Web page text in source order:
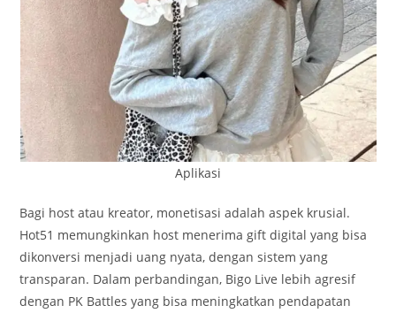
Aplikasi
Bagi host atau kreator, monetisasi adalah aspek krusial.
Hot51 memungkinkan host menerima gift digital yang bisa
dikonversi menjadi uang nyata, dengan sistem yang
transparan. Dalam perbandingan, Bigo Live lebih agresif
dengan PK Battles yang bisa meningkatkan pendapatan